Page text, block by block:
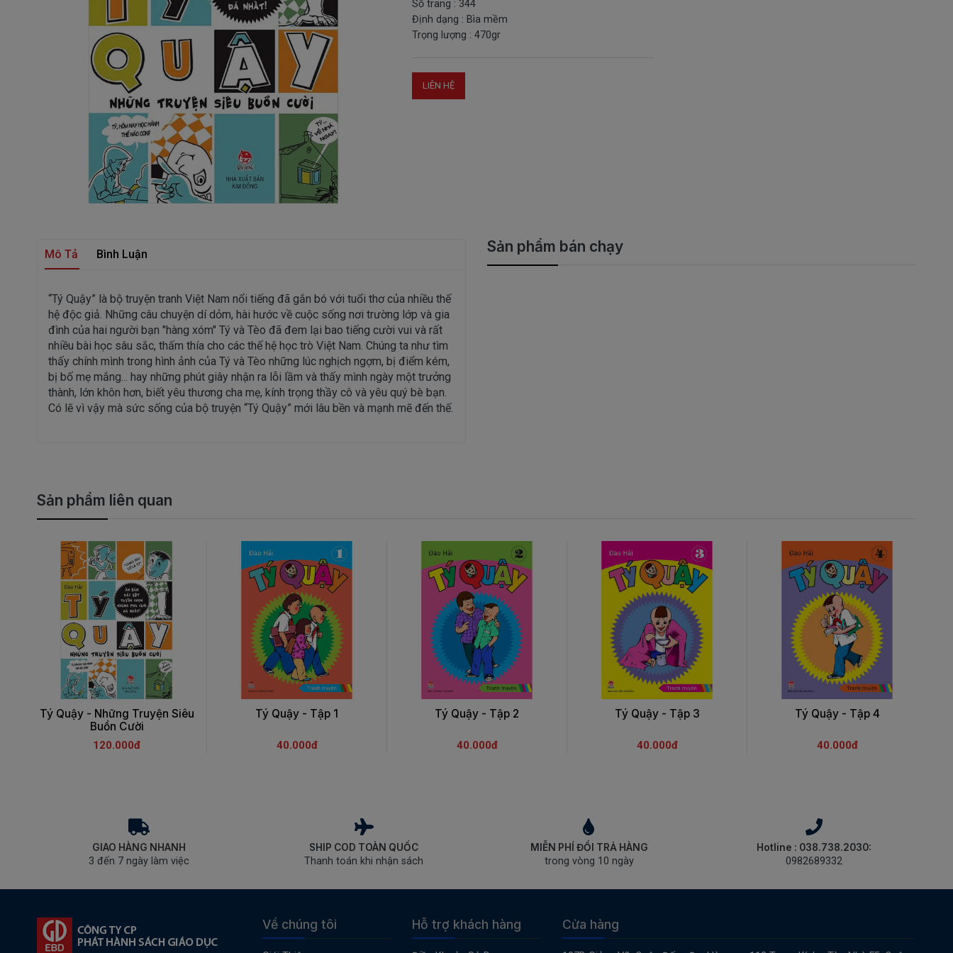
Số trang : 344
Định dạng : Bìa mềm
Trọng lượng : 470gr
LIÊN HỆ
Mô Tả Bình Luận
“Tý Quậy” là bộ truyện tranh Việt Nam nổi tiếng đã gắn bó với tuổi thơ của nhiều thế
hệ độc giả. Những câu chuyện dí dỏm, hài hước về cuộc sống nơi trường lớp và gia
đình của hai người bạn "hàng xóm" Tý và Tèo đã đem lại bao tiếng cười vui và rất
nhiều bài học sâu sắc, thấm thía cho các thế hệ học trò Việt Nam. Chúng ta như tìm
thấy chính mình trong hình ảnh của Tý và Tèo những lúc nghịch ngợm, bị điểm kém,
bị bố mẹ mắng... hay những phút giây nhận ra lỗi lầm và thấy mình ngày một trưởng
thành, lớn khôn hơn, biết yêu thương cha mẹ, kính trọng thầy cô và yêu quý bè bạn.
Có lẽ vì vậy mà sức sống của bộ truyện “Tý Quậy” mới lâu bền và mạnh mẽ đến thế.
Sản phẩm bán chạy
Sản phẩm liên quan
Tý Quậy - Những Truyện Siêu
Buồn Cười
120.000đ
Tý Quậy - Tập 1
40.000đ
Tý Quậy - Tập 2
40.000đ
Tý Quậy - Tập 3
40.000đ
Tý Quậy - Tập 4
40.000đ
GIAO HÀNG NHANH
3 đến 7 ngày làm việc
SHIP COD TOÀN QUỐC
Thanh toán khi nhận sách
MIỄN PHÍ ĐỔI TRẢ HÀNG
trong vòng 10 ngày
Hotline : 038.738.2030:
0982689332
Về chúng tôi Hỗ trợ khách hàng Cửa hàng